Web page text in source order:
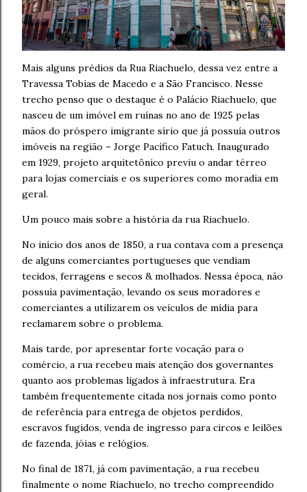
Mais alguns prédios da Rua Riachuelo, dessa vez entre a
Travessa Tobias de Macedo e a São Francisco. Nesse
trecho penso que o destaque é o Palácio Riachuelo, que
nasceu de um imóvel em ruínas no ano de 1925 pelas
mãos do próspero imigrante sírio que já possuía outros
imóveis na região – Jorge Pacífico Fatuch. Inaugurado
em 1929, projeto arquitetônico previu o andar térreo
para lojas comerciais e os superiores como moradia em
geral.
Um pouco mais sobre a história da rua Riachuelo.
No início dos anos de 1850, a rua contava com a presença
de alguns comerciantes portugueses que vendiam
tecidos, ferragens e secos & molhados. Nessa época, não
possuía pavimentação, levando os seus moradores e
comerciantes a utilizarem os veículos de mídia para
reclamarem sobre o problema.
Mais tarde, por apresentar forte vocação para o
comércio, a rua recebeu mais atenção dos governantes
quanto aos problemas ligados à infraestrutura. Era
também frequentemente citada nos jornais como ponto
de referência para entrega de objetos perdidos,
escravos fugidos, venda de ingresso para circos e leilões
de fazenda, jóias e relógios.
No final de 1871, já com pavimentação, a rua recebeu
finalmente o nome Riachuelo, no trecho compreendido